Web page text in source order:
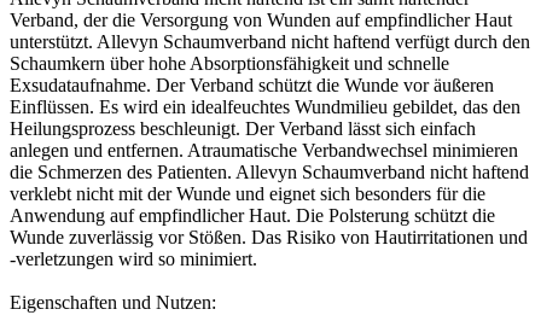
Verband, der die Versorgung von Wunden auf empfindlicher Haut
unterstützt. Allevyn Schaumverband nicht haftend verfügt durch den
Schaumkern über hohe Absorptionsfähigkeit und schnelle
Exsudataufnahme. Der Verband schützt die Wunde vor äußeren
Einflüssen. Es wird ein idealfeuchtes Wundmilieu gebildet, das den
Heilungsprozess beschleunigt. Der Verband lässt sich einfach
anlegen und entfernen. Atraumatische Verbandwechsel minimieren
die Schmerzen des Patienten. Allevyn Schaumverband nicht haftend
verklebt nicht mit der Wunde und eignet sich besonders für die
Anwendung auf empfindlicher Haut. Die Polsterung schützt die
Wunde zuverlässig vor Stößen. Das Risiko von Hautirritationen und
-verletzungen wird so minimiert.
Eigenschaften und Nutzen: